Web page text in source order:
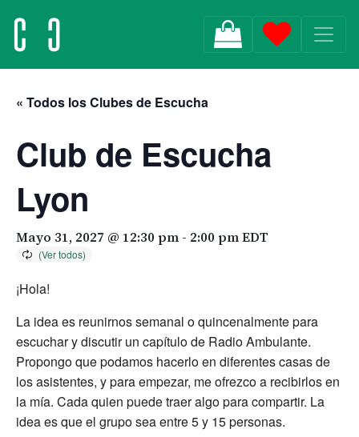
MAIN NAVIGATION
« Todos los Clubes de Escucha
Club de Escucha
Lyon
Mayo 31, 2027 @ 12:30 pm - 2:00 pmEDT
¡Hola!
La idea es reunirnos semanal o quincenalmente para
escuchar y discutir un capítulo de Radio Ambulante.
Propongo que podamos hacerlo en diferentes casas de
los asistentes, y para empezar, me ofrezco a recibirlos en
la mía. Cada quien puede traer algo para compartir. La
idea es que el grupo sea entre 5 y 15 personas.